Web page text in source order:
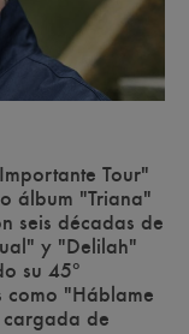
Tour"
álbum "Triana"
seis décadas de
y "Delilah"
su 45º
como "Háblame
de